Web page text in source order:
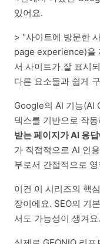
있어요.
> "사이트에 방문한
page experience)을
서 사이트가 잘 표시
다른 요소들과 쉽게
Google의 AI 기능(AI
덱스를 기반으로 작
받는 페이지가 AI 응
가 직접적으로 AI 인
부로서 간접적으로
이건 이 시리즈의 핵
장이에요. SEO의 기
서도 가능성이 생겨요.